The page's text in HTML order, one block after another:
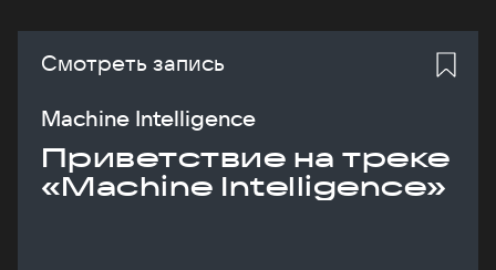
Смотреть запись
Machine Intelligence
Приветствие на треке
«Machine Intelligence»